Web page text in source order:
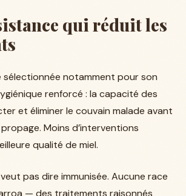
qui réduit les
sélectionnée notamment pour son
renforcé : la capacité des
et éliminer le couvain malade avant
Moins d’interventions
qualité de miel.
pas dire immunisée. Aucune race
— des traitements raisonnés